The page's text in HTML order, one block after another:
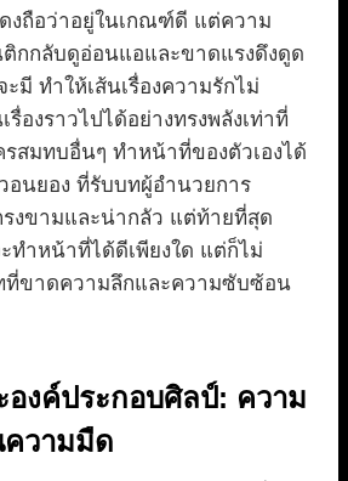
งถือว่าอยู่ในเกณฑ์ดี แต่ความ
กกลับดูอ่อนแอและขาดแรงดึงดูด
มี ทำให้เส้นเรื่องความรักไม่
รื่องราวไปได้อย่างทรงพลังเท่าที่
รสมทบอื่นๆ ทำหน้าที่ของตัวเองได้
อนยอง ที่รับบทผู้อำนวยการ
รงขามและน่ากลัว แต่ท้ายที่สุด
ทำหน้าที่ได้ดีเพียงใด แต่ก็ไม่
ที่ขาดความลึกและความซับซ้อน
องค์ประกอบศิลป์: ความ
วามมืด